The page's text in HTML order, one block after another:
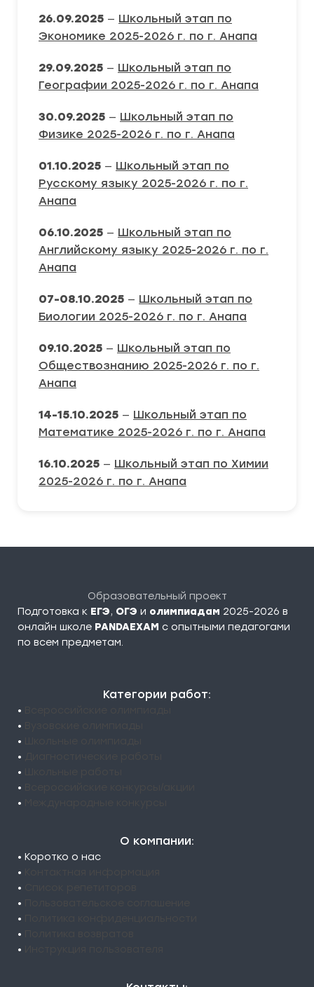
26.09.2025 — Школьный этап по
Экономике 2025-2026 г. по г. Анапа
29.09.2025 — Школьный этап по
Географии 2025-2026 г. по г. Анапа
30.09.2025 — Школьный этап по
Физике 2025-2026 г. по г. Анапа
01.10.2025 — Школьный этап по
Русскому языку 2025-2026 г. по г.
Анапа
06.10.2025 — Школьный этап по
Английскому языку 2025-2026 г. по г.
Анапа
07-08.10.2025 — Школьный этап по
Биологии 2025-2026 г. по г. Анапа
09.10.2025 — Школьный этап по
Обществознанию 2025-2026 г. по г.
Анапа
14-15.10.2025 — Школьный этап по
Математике 2025-2026 г. по г. Анапа
16.10.2025 — Школьный этап по Химии
2025-2026 г. по г. Анапа
Образовательный проект
Подготовка к ЕГЭ, ОГЭ и олимпиадам 2025-2026 в
онлайн школе PANDAEXAM c опытными педагогами
по всем предметам.
Категории работ:
•
•
•
•
•
•
•
О компании:
• Коротко о нас
•
•
•
•
•
•